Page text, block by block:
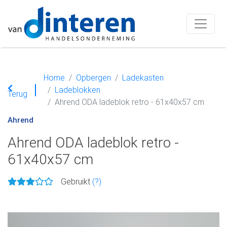
Terug
Home Opbergen
Ladekasten
Ladeblokken
Ahrend ODA ladeblok retro - 61x40x57 cm
Ahrend
Ahrend ODA ladeblok retro -
61x40x57 cm
Gebruikt (?)